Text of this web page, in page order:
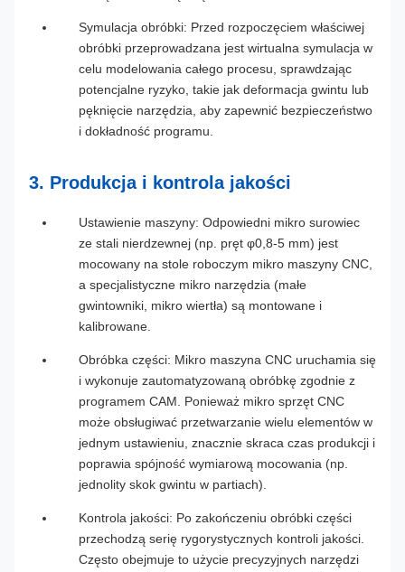
Symulacja obróbki: Przed rozpoczęciem właściwej
obróbki przeprowadzana jest wirtualna symulacja w
celu modelowania całego procesu, sprawdzając
potencjalne ryzyko, takie jak deformacja gwintu lub
pęknięcie narzędzia, aby zapewnić bezpieczeństwo
i dokładność programu.
3. Produkcja i kontrola jakości
Ustawienie maszyny: Odpowiedni mikro surowiec
ze stali nierdzewnej (np. pręt φ0,8-5 mm) jest
mocowany na stole roboczym mikro maszyny CNC,
a specjalistyczne mikro narzędzia (małe
gwintowniki, mikro wiertła) są montowane i
kalibrowane.
Obróbka części: Mikro maszyna CNC uruchamia się
i wykonuje zautomatyzowaną obróbkę zgodnie z
programem CAM. Ponieważ mikro sprzęt CNC
może obsługiwać przetwarzanie wielu elementów w
jednym ustawieniu, znacznie skraca czas produkcji i
poprawia spójność wymiarową mocowania (np.
jednolity skok gwintu w partiach).
Kontrola jakości: Po zakończeniu obróbki części
przechodzą serię rygorystycznych kontroli jakości.
Często obejmuje to użycie precyzyjnych narzędzi